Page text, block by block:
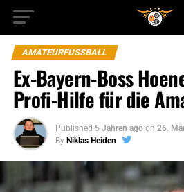
AMATEURFUSSBALL
Ex-Bayern-Boss
Profi-Hilfe für die
Published 5 Jahren ago on 26.
By Niklas Heiden